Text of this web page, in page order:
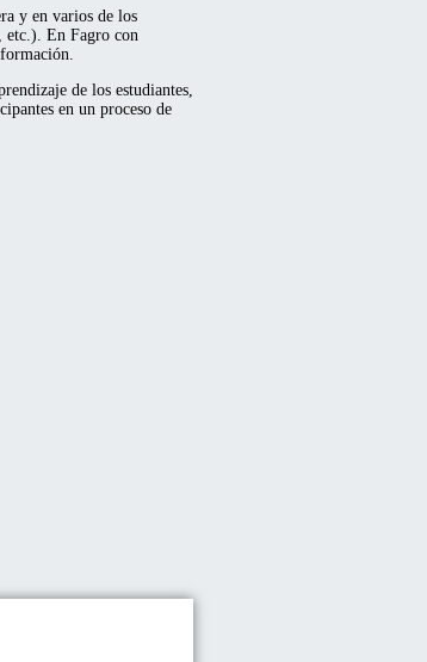
y en varios de los
etc.). En Fagro con
de los estudiantes,
en un proceso de